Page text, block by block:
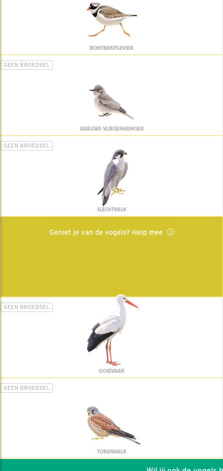
BONTBEKPLEVIER
GEEN BROEDSEL
GRAUWE VLIEGENVANGER
GEEN BROEDSEL
SLECHTVALK
Geniet je van de vogels? Help mee
GEEN BROEDSEL
OOIEVAAR
GEEN BROEDSEL
TORENVALK